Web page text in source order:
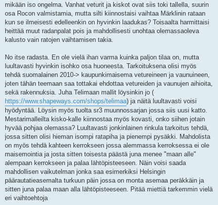
mikään iso ongelma. Vanhat veturit ja kiskot ovat siis toki tallella, suurin
osa Rocon valmistamia, mutta silti kiinnostaisi vaihtaa Märklinin rataan
kun se ilmeisesti edelleenkin on hyvinkin laadukas? Toisaalta harmittaisi
heittää muut radanpalat pois ja mahdollisesti unohtaa olemassaoleva
kalusto vain ratojen vaihtamisen takia.
No itse radasta. En ole vielä ihan varma kuinka paljon tilaa on, mutta
luultavasti hyvinkin isohko osa huoneesta. Tarkoituksena olisi myös
tehdä suomalainen 2010-> kaupunkimaisema vetureineen ja vaunuineen,
joten tähän teemaan saa tottakai ehdottaa vetureiden ja vaunujen aihioita,
sekä rakennuksia. Juha Telimaan mallit löysinkin jo (
https://www.shapeways.com/shops/telimaa) ja näitä luultavasti voisi
hyödyntää. Löysin myös tuolta sr3 muunnossarjan jossa siis uusi katto.
Mestarimalleilta kisko-kalle kiinnostaa myös kovasti, onko siihen jotain
hyvää pohjaa olemassa? Luultavasti jonkinlainen rinkula tarkoitus tehdä,
jossa sitten olisi hieman isompi ratapiha ja pienempi pysäkki. Mahdolista
on myös tehdä kahteen kerrokseen jossa alemmassa kerroksessa ei ole
maisemointia ja josta sitten toisesta päästä juna menee "maan alle"
alempaan kerrokseen ja palaa lähtöpisteeseen. Näin voisi saada
mahdollisen vaikutelman jonka saa esimerkiksi Helsingin
päärautatieasemalta turkuun päin jossa on monta asemaa peräkkäin ja
sitten juna palaa maan alla lähtöpisteeseen. Pitää miettiä tarkemmin vielä
eri vaihtoehtoja